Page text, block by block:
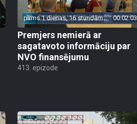
pirms 1 dienas, 16 stundām 00:02:03
Premjers nemierā ar
sagatavoto informāciju par
NVO finansējumu
413. epizode